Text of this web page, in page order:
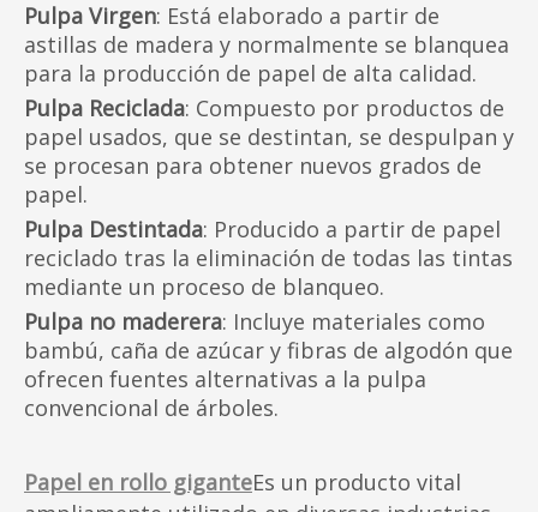
Pulpa Virgen: Está elaborado a partir de
astillas de madera y normalmente se blanquea
para la producción de papel de alta calidad.
Pulpa Reciclada: Compuesto por productos de
papel usados, que se destintan, se despulpan y
se procesan para obtener nuevos grados de
papel.
Pulpa Destintada: Producido a partir de papel
reciclado tras la eliminación de todas las tintas
mediante un proceso de blanqueo.
Pulpa no maderera: Incluye materiales como
bambú, caña de azúcar y fibras de algodón que
ofrecen fuentes alternativas a la pulpa
convencional de árboles.
Papel en rollo giganteEs un producto vital